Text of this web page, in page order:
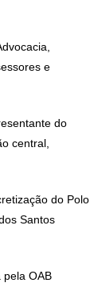
e
do
central,
do Polo
Santos
pela OAB